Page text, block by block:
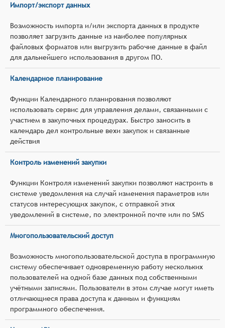
Импорт/экспорт данных
Возможность импорта и/или экспорта данных в продукте
позволяет загрузить данные из наиболее популярных
файловых форматов или выгрузить рабочие данные в файл
для дальнейшего использования в другом ПО.
Календарное планирование
Функции Календарного планирования позволяют
использовать сервис для управления делами, связанными с
участием в закупочных процедурах. Быстро заносить в
календарь дел контрольные вехи закупок и связанные
действия
Контроль изменений закупки
Функции Контроля изменений закупки позволяют настроить в
системе уведомления на случай изменения параметров или
статусов интересующих закупок, с отправкой этих
уведомлений в системе, по электронной почте или по SMS
Многопользовательский доступ
Возможность многопользовательской доступа в программную
систему обеспечивает одновременную работу нескольких
пользователей на одной базе данных под собственными
учётными записями. Пользователи в этом случае могут иметь
отличающиеся права доступа к данным и функциям
программного обеспечения.